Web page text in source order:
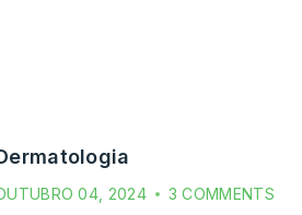
dermatologia
04, 2024 3 COMMENTS